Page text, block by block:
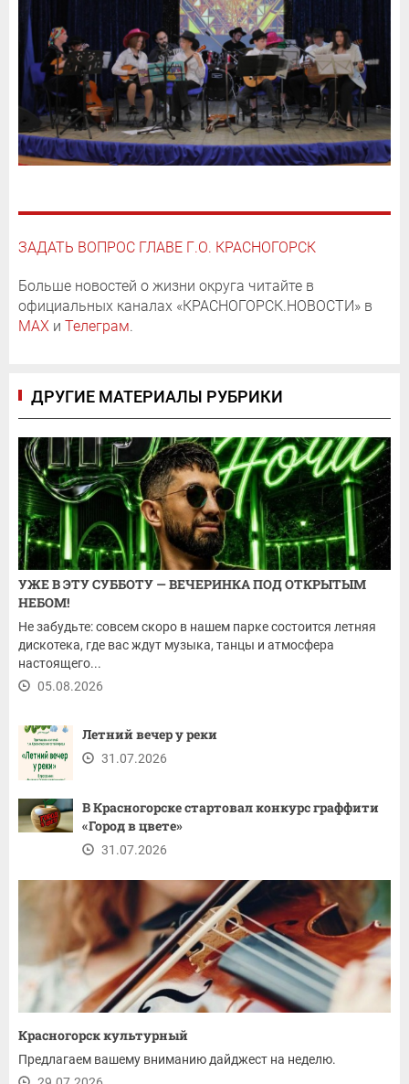
ЗАДАТЬ ВОПРОС ГЛАВЕ Г.О. КРАСНОГОРСК
Больше новостей о жизни округа читайте в
официальных каналах «КРАСНОГОРСК.НОВОСТИ» в
MAX и Телеграм.
ДРУГИЕ МАТЕРИАЛЫ РУБРИКИ
УЖЕ В ЭТУ СУББОТУ — ВЕЧЕРИНКА ПОД ОТКРЫТЫМ
НЕБОМ!
Не забудьте: совсем скоро в нашем парке состоится летняя
дискотека, где вас ждут музыка, танцы и атмосфера
настоящего...
05.08.2026
Летний вечер у реки
31.07.2026
В Красногорске стартовал конкурс граффити
«Город в цвете»
31.07.2026
Красногорск культурный
Предлагаем вашему вниманию дайджест на неделю.